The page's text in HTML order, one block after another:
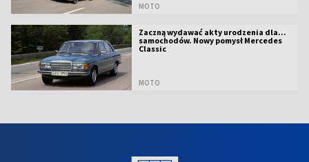
MOTO
Zaczną wydawać akty urodzenia dla...
samochodów. Nowy pomysł Mercedes
Classic
MOTO